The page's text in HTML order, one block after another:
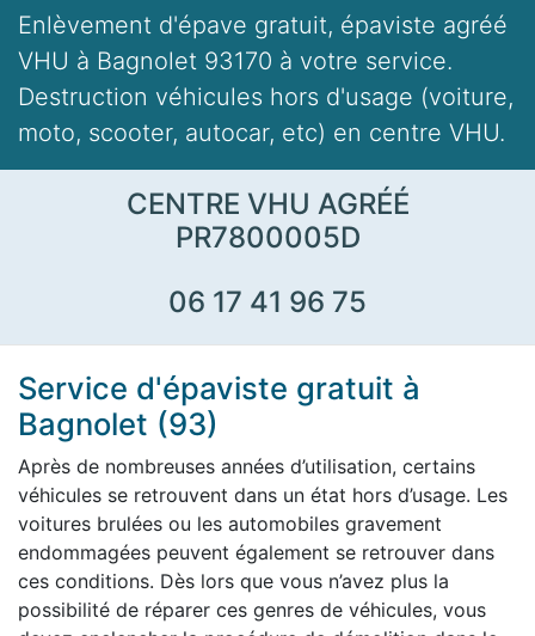
Enlèvement d'épave gratuit, épaviste agréé
VHU à Bagnolet 93170 à votre service.
Destruction véhicules hors d'usage (voiture,
moto, scooter, autocar, etc) en centre VHU.
CENTRE VHU AGRÉÉ
PR7800005D
06 17 41 96 75
Service d'épaviste gratuit à
Bagnolet (93)
Après de nombreuses années d’utilisation, certains
véhicules se retrouvent dans un état hors d’usage. Les
voitures brulées ou les automobiles gravement
endommagées peuvent également se retrouver dans
ces conditions. Dès lors que vous n’avez plus la
possibilité de réparer ces genres de véhicules, vous